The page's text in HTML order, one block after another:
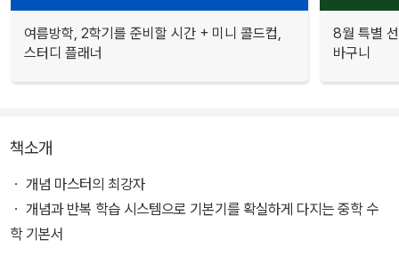
여름방학, 2학기를 준비할 시간 + 미니 콜드컵,
스터디 플래너
8월 특별
바구니
책소개
ㆍ 개념 마스터의 최강자
ㆍ 개념과 반복 학습 시스템으로 기본기를 확실하게 다지는 중학 수
학 기본서